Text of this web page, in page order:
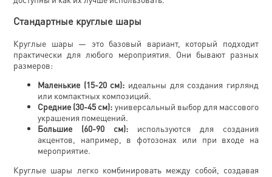
Стандартные круглые шары
Круглые шары — это базовый вариант, который подходит
практически для любого мероприятия. Они бывают разных
размеров:
Маленькие (15-20 см): идеальны для создания гирлянд
или компактных композиций.
Средние (30-45 см): универсальный выбор для массового
украшения помещений.
Большие (60-90 см): используются для создания
акцентов, например, в фотозонах или при входе на
мероприятие.
Круглые шары легко комбинировать между собой, создавая